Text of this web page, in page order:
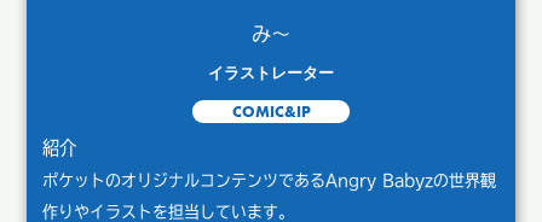
み〜
イラストレーター
COMIC&IP
紹介
ポケットのオリジナルコンテンツであるAngry Babyzの世界観
作りやイラストを担当しています。